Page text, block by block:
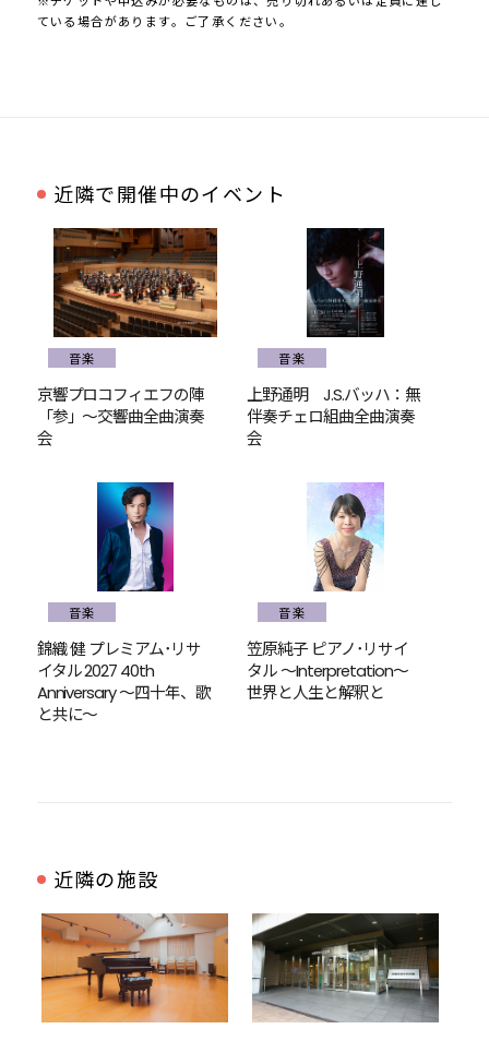
ている場合があります。ご了承ください。
近隣で開催中のイベント
音楽
京響プロコフィエフの陣
「参」～交響曲全曲演奏
会
音楽
上野通明 J.S.バッハ：無
伴奏チェロ組曲全曲演奏
会
音楽
錦織 健 プレミアム･リサ
イタル 2027 40th
Anniversary ～四十年、歌
と共に～
音楽
笠原純子 ピアノ･リサイ
タル ～Interpretation～
世界と人生と解釈と
近隣の施設